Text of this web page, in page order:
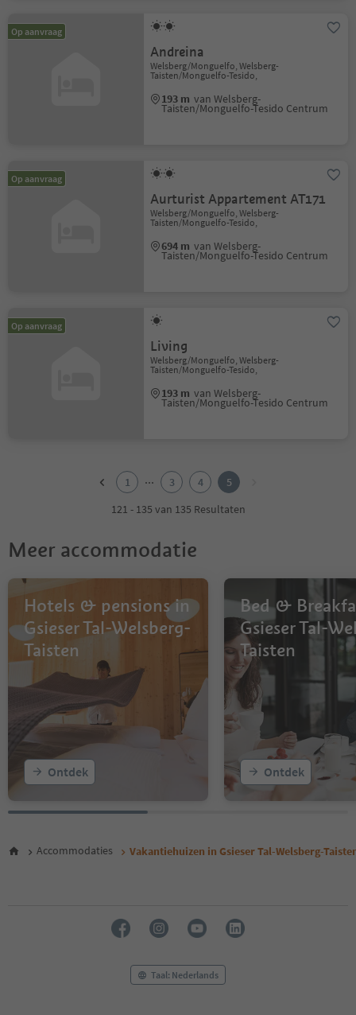
Op aanvraag
Andreina
Welsberg/Monguelfo, Welsberg-
Taisten/Monguelfo-Tesido,
193 m van Welsberg-
Taisten/Monguelfo-Tesido Centrum
Op aanvraag
Aurturist Appartement AT171
Welsberg/Monguelfo, Welsberg-
Taisten/Monguelfo-Tesido,
694 m van Welsberg-
Taisten/Monguelfo-Tesido Centrum
Op aanvraag
Living
Welsberg/Monguelfo, Welsberg-
Taisten/Monguelfo-Tesido,
193 m van Welsberg-
Taisten/Monguelfo-Tesido Centrum
1 ... 3 4
5
121 - 135 van 135 Resultaten
Meer accommodatie
Hotels & pensions in
Gsieser Tal-Welsberg-
Taisten
Ontdek
Bed &
Gsieser Tal-
Taisten
Ontdek
Accommodaties Vakantiehuizen in Gsieser Tal-Welsberg-
Taal: Nederlands